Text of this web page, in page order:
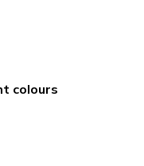
colours